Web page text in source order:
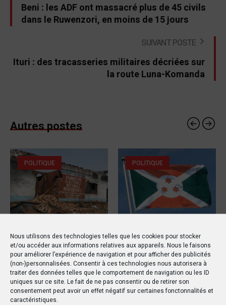
Nous utilisons des technologies telles que les cookies pour stocker
et/ou accéder aux informations relatives aux appareils. Nous le faisons
pour améliorer l’expérience de navigation et pour afficher des publicités
(non-)personnalisées. Consentir à ces technologies nous autorisera à
traiter des données telles que le comportement de navigation ou les ID
uniques sur ce site. Le fait de ne pas consentir ou de retirer son
consentement peut avoir un effet négatif sur certaines fonctonnalités et
caractéristiques.
Beni : les ADF ont massacré plus de 45 civils
dans le Ruwenzori, en moins de 15 jours
SUIVANT POSTE
Ituri : des tracasseries militaires décriées sur
la route Luna-Komanda
Autres postes
POLITIQUE
RDC : Un rapport de l’ONU
détaille les horreurs de
la violence à Yumbi
POLITIQUE
Le drapeau d’un pays
étranger flotte au Sud-
Kivu !